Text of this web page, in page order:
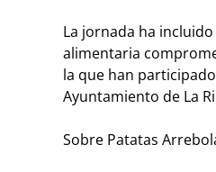
La jornada ha
alimentaria
la que han
Ayuntamiento de La
Sobre Patatas